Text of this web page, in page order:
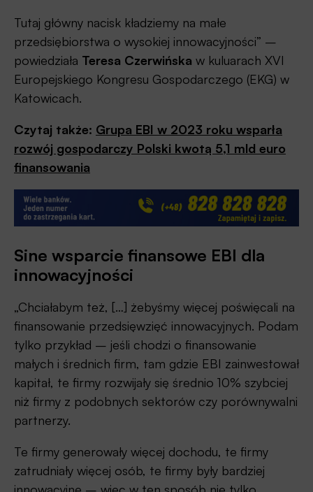
Tutaj główny nacisk kładziemy na małe
przedsiębiorstwa o wysokiej innowacyjności” –
powiedziała Teresa Czerwińska w kuluarach XVI
Europejskiego Kongresu Gospodarczego (EKG) w
Katowicach.
Czytaj także: Grupa EBI w 2023 roku wsparła
rozwój gospodarczy Polski kwotą 5,1 mld euro
finansowania
Sine wsparcie finansowe EBI dla
innowacyjności
„Chciałabym też, […] żebyśmy więcej poświęcali na
finansowanie przedsięwzięć innowacyjnych. Podam
tylko przykład – jeśli chodzi o finansowanie
małych i średnich firm, tam gdzie EBI zainwestował
kapitał, te firmy rozwijały się średnio 10% szybciej
niż firmy z podobnych sektorów czy porównywalni
partnerzy.
Te firmy generowały więcej dochodu, te firmy
zatrudniały więcej osób, te firmy były bardziej